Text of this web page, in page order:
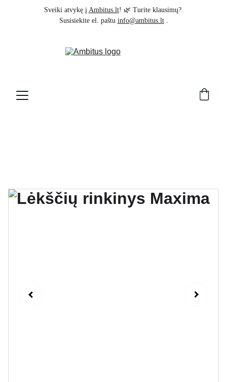
Sveiki atvykę į Ambitus.lt! 🌿 Turite klausimų?
Susisiekite el. paštu info@ambitus.lt .